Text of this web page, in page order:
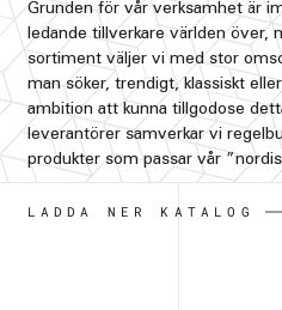
Grunden för vår verksamhet är
ledande tillverkare världen över,
sortiment väljer vi med stor
man söker, trendigt, klassiskt
ambition att kunna tillgodose
leverantörer samverkar vi
produkter som passar vår
LADDA NER KATALOG